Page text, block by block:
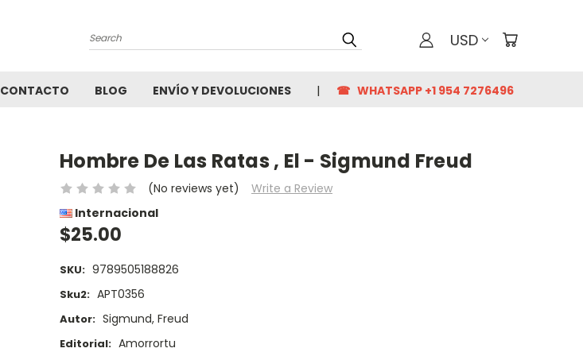
Search USD
CONTACTO BLOG ENVÍO Y DEVOLUCIONES ☎ WHATSAPP +1 954 7276496
Hombre De Las Ratas , El - Sigmund Freud
(No reviews yet)
Write a Review
Internacional
$25.00
SKU: 9789505188826
Sku2: APT0356
Autor: Sigmund, Freud
Editorial: Amorrortu